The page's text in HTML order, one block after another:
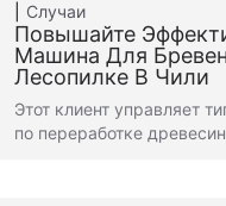
Случаи
Повышайте
Машина Для
Лесопилке В Чили
Этот клиент управляет
по переработке